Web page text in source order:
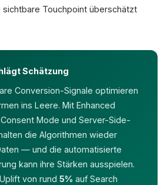
Touchpoint überschätzt
Schätzung
Conversion-Signale optimieren
ins Leere. Mit Enhanced
Mode und Server-Side-
die Algorithmen wieder
— und die automatisierte
kann ihre Stärken ausspielen.
von rund 5% auf Search